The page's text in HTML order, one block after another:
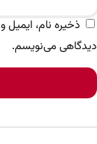
ذخیره نام، ایمیل
دیدگاهی می‌نویسم.